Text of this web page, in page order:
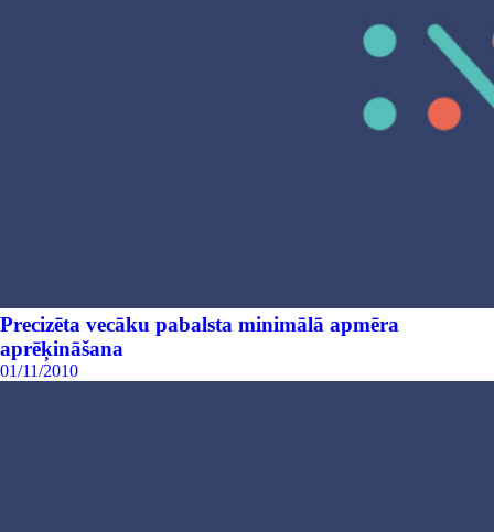
Precizēta vecāku pabalsta minimālā apmēra
aprēķināšana
01/11/2010